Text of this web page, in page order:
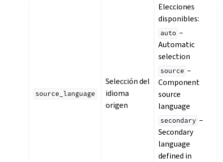
source_language
Selección del
idioma
origen
Elecciones
disponibles:
auto –
Automatic
selection
source –
Component
source
language
secondary –
Secondary
language
defined in